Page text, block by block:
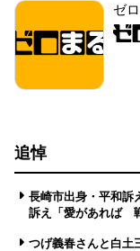
ゼ
追悼
長崎市出身・平和
訴え「愛があれば
つげ義春さんと白